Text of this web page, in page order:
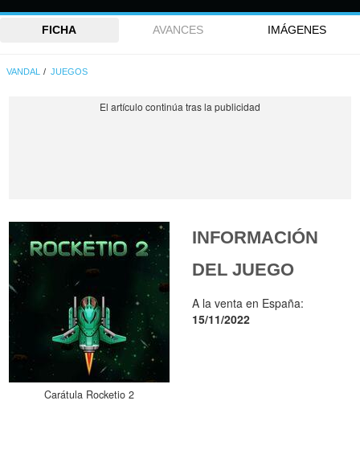
FICHA AVANCES IMÁGENES
VANDAL JUEGOS
Carátula Rocketio 2
INFORMACIÓN
DEL JUEGO
A la venta en España:
15/11/2022